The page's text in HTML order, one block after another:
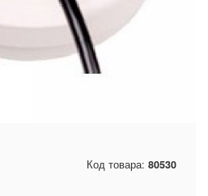
Код товара: 80530